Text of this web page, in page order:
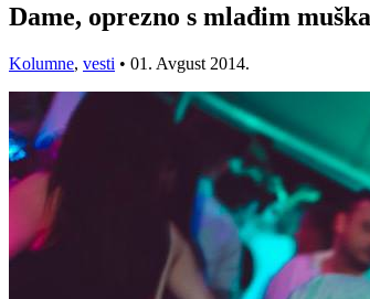
Dame, oprezno s mlađim
Kolumne, vesti • 01. Avgust 2014.